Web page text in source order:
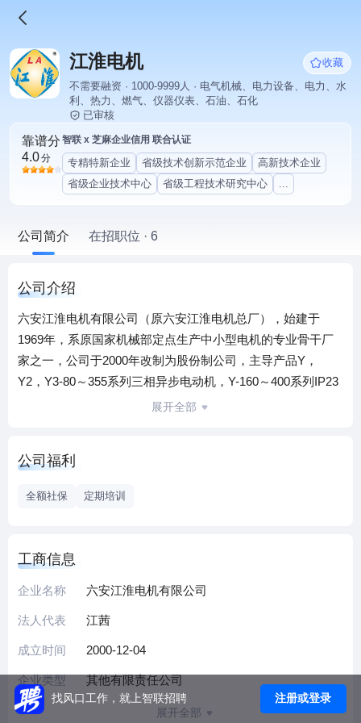
江淮电机
收藏
不需要融资 · 1000-9999人 · 电气机械、电力设备、电力、水
利、热力、燃气、仪器仪表、石油、石化
已审核
靠谱分
4.0分
智联 x 芝麻企业信用 联合认证
专精特新企业 省级技术创新示范企业
高新技术企业
省级企业技术中心
省级工程技术研究中心 ...
公司简介 在招职位 · 6
公司介绍
六安江淮电机有限公司（原六安江淮电机总厂），始建于
1969年，系原国家机械部定点生产中小型电机的专业骨干厂
家之一，公司于2000年改制为股份制公司，主导产品Y，
Y2，Y3-80～355系列三相异步电动机，Y-160～400系列IP23
三相异步电动机，YB2、YB3-80～355系列防爆及高效率防爆
132系列铝壳三相异步电动机，Y2、Y3-355～450系列低压大
560（3kV、6kV、10kV）紧凑型高压三相异步电动机，YB2-
355～560（3kV、6kV、10kV）紧凑型高压防爆三相异步电动
机，TDMK系列高压同步电动机，YL双值电容单相电机；
YD、YDT-80～355系列变极多速电机；YR160-355系列绕线
近20个品种2000多种规格型号。年生产能力达2000万千瓦，
现拥有资产4.5亿元，占地面积600余亩。
公司位于六安市北郊，省主干道六寿路东侧与312国道紧邻，
交通便利，地域位置十分优越。公司所辖两个分厂，12个生
展开全部
公司福利
全额社保 定期培训
工商信息
企业名称 六安江淮电机有限公司
法人代表 江茜
成立时间 2000-12-04
企业类型 其他有限责任公司
展开全部
找风口工作，就上智联招聘 注册或登录